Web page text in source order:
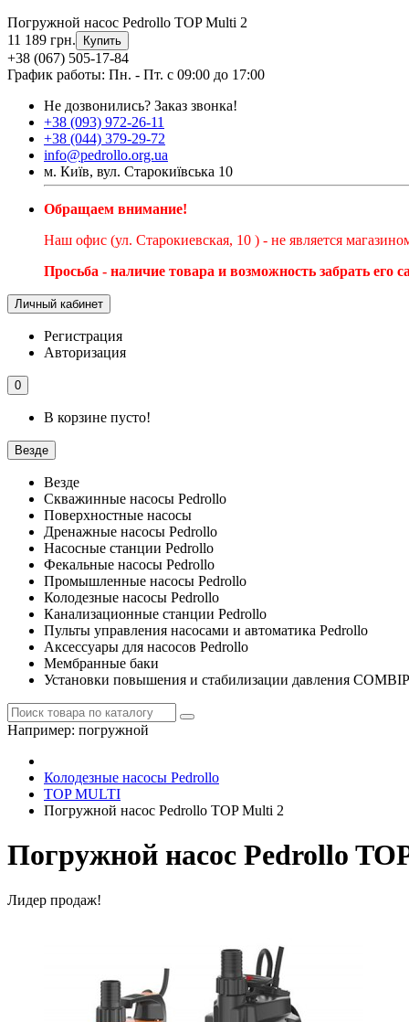
Погружной насос Pedrollo TOP Multi 2
11 189 грн.
Купить
+38 (067) 505-17-84
График работы: Пн. - Пт. с 09:00 до 17:00
Не дозвонились? Заказ звонка!
+38 (093) 972-26-11
+38 (044) 379-29-72
info@pedrollo.org.ua
м. Київ, вул. Старокиївська 10
Обращаем внимание!
Наш офис (ул. Старокиевская, 10 ) - не является
Просьба - наличие товара и возможность забрать его
Личный кабинет
Регистрация
Авторизация
0
В корзине пусто!
Везде
Везде
Скважинные насосы Pedrollo
Поверхностные насосы
Дренажные насосы Pedrollo
Насосные станции Pedrollo
Фекальные насосы Pedrollo
Промышленные насосы Pedrollo
Колодезные насосы Pedrollo
Канализационные станции Pedrollo
Пульты управления насосами и автоматика Pedrollo
Аксессуары для насосов Pedrollo
Мембранные баки
Установки повышения и стабилизации давления
Например: погружной
Колодезные насосы Pedrollo
TOP MULTI
Погружной насос Pedrollo TOP Multi 2
Погружной насос Pedrollo
Лидер продаж!